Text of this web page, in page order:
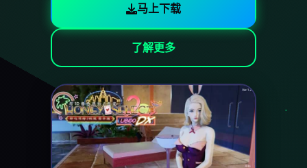
马上下载
了解更多